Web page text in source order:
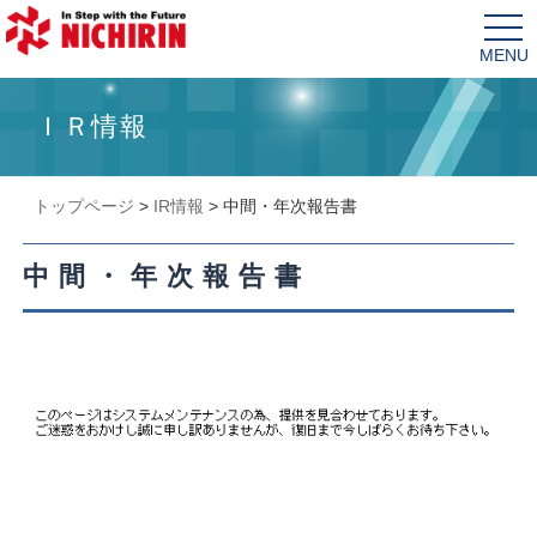
ＩＲ情報
トップページ > IR情報 > 中間・年次報告書
中間・年次報告書